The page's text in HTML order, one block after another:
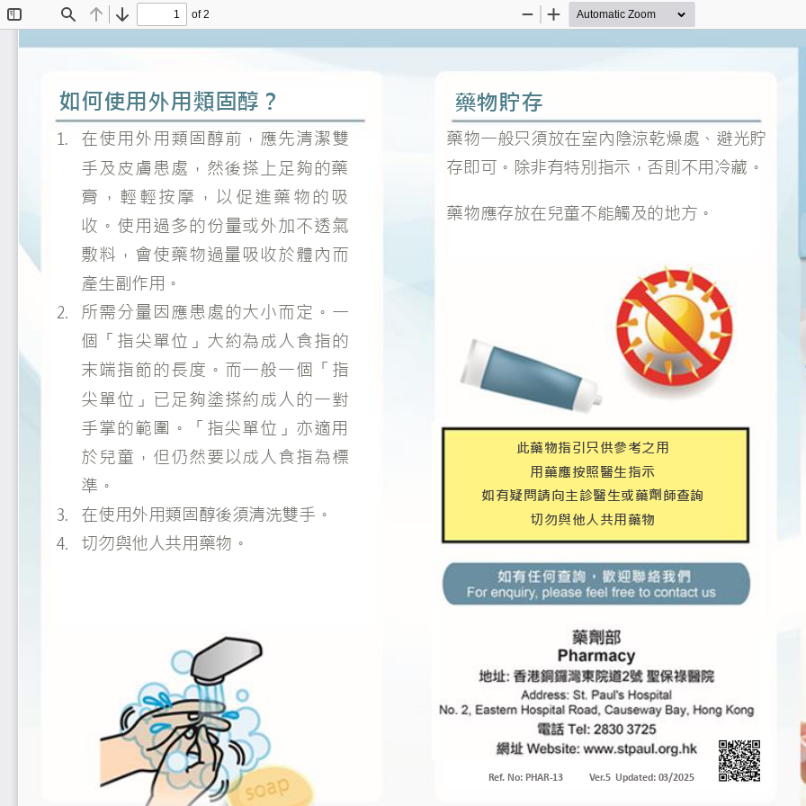
Find Previous
Next
of 2
Zoom
Zoom
Ref. No: PHAR-13 Ver.5 Updated: 03/2025
1. 在使用外用類固醇前，應先清潔雙
手及皮膚患處，然後搽上足夠的藥
膏 ， 輕 輕 按 摩 ， 以 促 進 藥 物 的 吸
收。使用過多的份量或外加不透氣
敷料 ，會使藥物過量吸收於體內而
產生副作用。
2.
所需分量因應患處的大小而定。一
個「指尖單位」大約為成人食指的
末端指節 的長度 。 而一般一個「指
尖單位」已足夠塗搽約成人的一對
手掌的範圍。「指尖單位」亦適用
於兒童，但仍然要以成人食指為標
準。
3.
在使用外用類固醇後須清洗雙手 。
4.
切勿與他人共用藥物 。
藥物貯存
藥物一般只須放在室內陰涼乾燥處、避光貯
存即可。除非有特別指示，否則不用冷藏。
藥物應存放在兒童不能觸及的地方。
如何使用外用類固醇？
parations
此藥物指引只供參考之用
用藥應按照醫生指示
如有疑問請向主診醫生或藥劑師查詢
切勿與他人共用藥物